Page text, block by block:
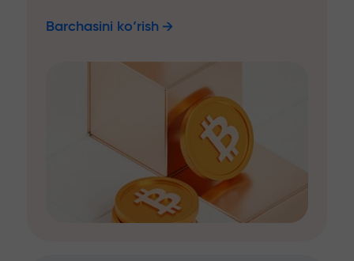
Barchasini ko‘rish